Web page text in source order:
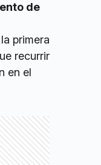
de
primera
recurrir
en el